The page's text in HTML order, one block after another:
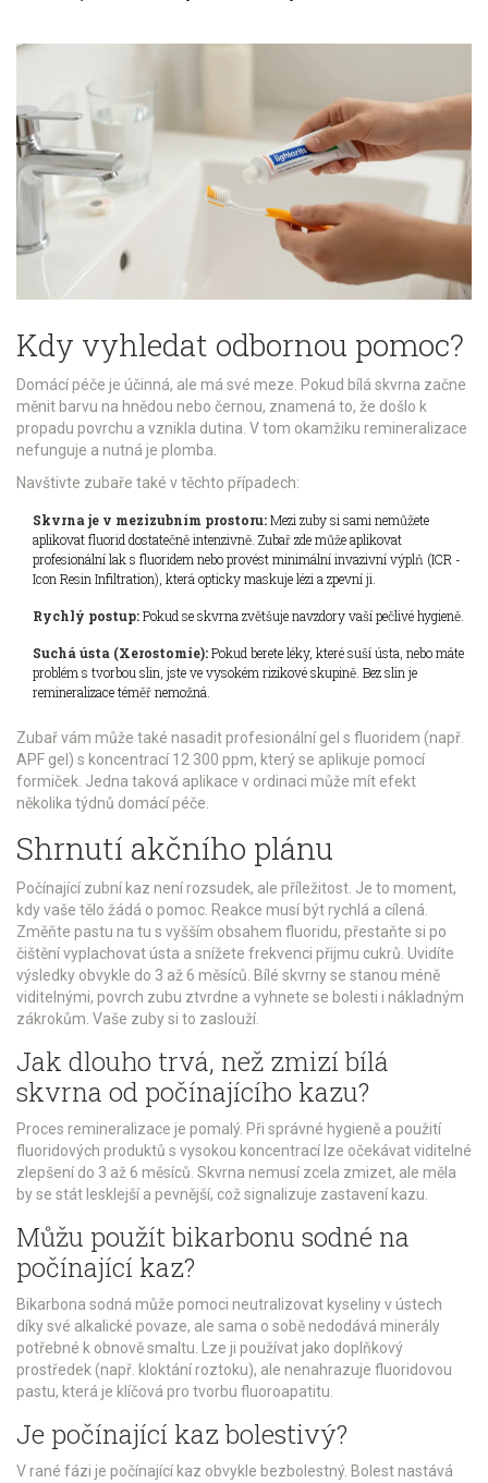
Kdy vyhledat odbornou pomoc?
Domácí péče je účinná, ale má své meze. Pokud bílá skvrna začne
měnit barvu na hnědou nebo černou, znamená to, že došlo k
propadu povrchu a vznikla dutina. V tom okamžiku remineralizace
nefunguje a nutná je plomba.
Navštivte zubaře také v těchto případech:
Skvrna je v mezizubním prostoru:Mezi zuby si sami nemůžete
aplikovat fluorid dostatečně intenzivně. Zubař zde může aplikovat
profesionální lak s fluoridem nebo provést minimální invazivní výplň (ICR -
Icon Resin Infiltration), která opticky maskuje lézi a zpevní ji.
Rychlý postup:Pokud se skvrna zvětšuje navzdory vaší pečlivé hygieně.
Suchá ústa (Xerostomie):Pokud berete léky, které suší ústa, nebo máte
problém s tvorbou slin, jste ve vysokém rizikové skupině. Bez slin je
remineralizace téměř nemožná.
Zubař vám může také nasadit profesionální gel s fluoridem (např.
APF gel) s koncentrací 12 300 ppm, který se aplikuje pomocí
formiček. Jedna taková aplikace v ordinaci může mít efekt
několika týdnů domácí péče.
Shrnutí akčního plánu
Počínající zubní kaz není rozsudek, ale příležitost. Je to moment,
kdy vaše tělo žádá o pomoc. Reakce musí být rychlá a cílená.
Změňte pastu na tu s vyšším obsahem fluoridu, přestaňte si po
čištění vyplachovat ústa a snížete frekvenci přijmu cukrů. Uvidíte
výsledky obvykle do 3 až 6 měsíců. Bílé skvrny se stanou méně
viditelnými, povrch zubu ztvrdne a vyhnete se bolesti i nákladným
zákrokům. Vaše zuby si to zaslouží.
Jak dlouho trvá, než zmizí bílá
skvrna od počínajícího kazu?
Proces remineralizace je pomalý. Při správné hygieně a použití
fluoridových produktů s vysokou koncentrací lze očekávat viditelné
zlepšení do 3 až 6 měsíců. Skvrna nemusí zcela zmizet, ale měla
by se stát lesklejší a pevnější, což signalizuje zastavení kazu.
Můžu použít bikarbonu sodné na
počínající kaz?
Bikarbona sodná může pomoci neutralizovat kyseliny v ústech
díky své alkalické povaze, ale sama o sobě nedodává minerály
potřebné k obnově smaltu. Lze ji používat jako doplňkový
prostředek (např. kloktání roztoku), ale nenahrazuje fluoridovou
pastu, která je klíčová pro tvorbu fluoroapatitu.
Je počínající kaz bolestivý?
V rané fázi je počínající kaz obvykle bezbolestný. Bolest nastává